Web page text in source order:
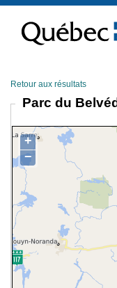
contenu
Retour aux résultats
Parc du
+
−